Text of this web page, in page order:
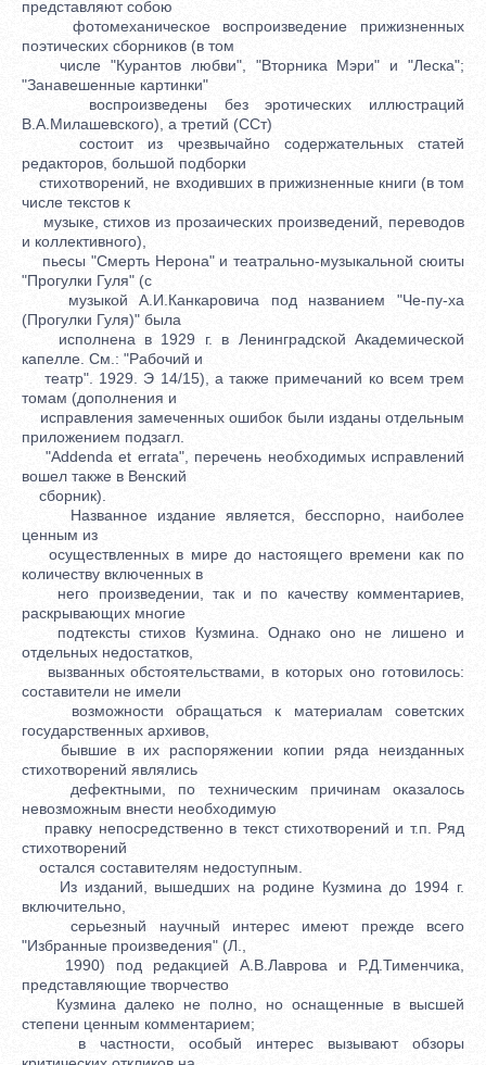
представляют собою
фотомеханическое воспроизведение прижизненных
поэтических сборников (в том
числе "Курантов любви", "Вторника Мэри" и "Леска";
"Занавешенные картинки"
воспроизведены без эротических иллюстраций
В.А.Милашевского), а третий (ССт)
состоит из чрезвычайно содержательных статей
редакторов, большой подборки
стихотворений, не входивших в прижизненные книги (в том
числе текстов к
музыке, стихов из прозаических произведений, переводов
и коллективного),
пьесы "Смерть Нерона" и театрально-музыкальной сюиты
"Прогулки Гуля" (с
музыкой А.И.Канкаровича под названием "Че-пу-ха
(Прогулки Гуля)" была
исполнена в 1929 г. в Ленинградской Академической
капелле. См.: "Рабочий и
театр". 1929. Э 14/15), а также примечаний ко всем трем
томам (дополнения и
исправления замеченных ошибок были изданы отдельным
приложением подзагл.
"Addenda et errata", перечень необходимых исправлений
вошел также в Венский
сборник).
Названное издание является, бесспорно, наиболее
ценным из
осуществленных в мире до настоящего времени как по
количеству включенных в
него произведении, так и по качеству комментариев,
раскрывающих многие
подтексты стихов Кузмина. Однако оно не лишено и
отдельных недостатков,
вызванных обстоятельствами, в которых оно готовилось:
составители не имели
возможности обращаться к материалам советских
государственных архивов,
бывшие в их распоряжении копии ряда неизданных
стихотворений являлись
дефектными, по техническим причинам оказалось
невозможным внести необходимую
правку непосредственно в текст стихотворений и т.п. Ряд
стихотворений
остался составителям недоступным.
Из изданий, вышедших на родине Кузмина до 1994 г.
включительно,
серьезный научный интерес имеют прежде всего
"Избранные произведения" (Л.,
1990) под редакцией А.В.Лаврова и Р.Д.Тименчика,
представляющие творчество
Кузмина далеко не полно, но оснащенные в высшей
степени ценным комментарием;
в частности, особый интерес вызывают обзоры